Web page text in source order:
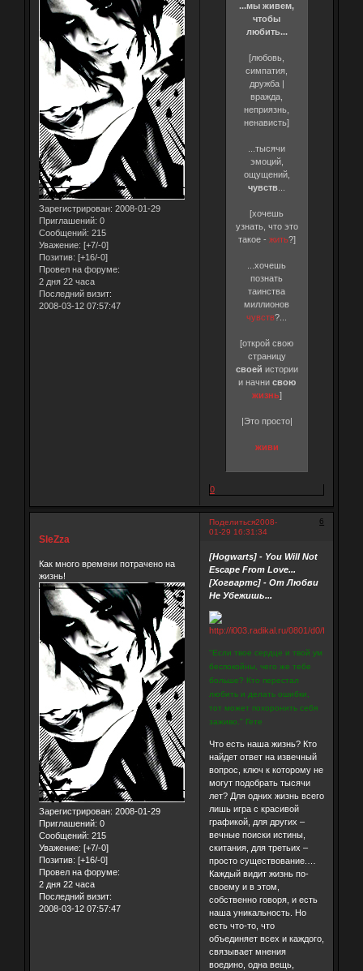
Зарегистрирован: 2008-01-29
Приглашений: 0
Сообщений: 215
Уважение: [+7/-0]
Позитив: [+16/-0]
Провел на форуме:
2 дня 22 часа
Последний визит:
2008-03-12 07:57:47
...мы живем,
чтобы
любить...
[любовь,
симпатия,
дружба |
вражда,
неприязнь,
ненависть]
...тысячи
эмоций,
ощущений,
чувств
[хочешь
узнать, что это
такое - жить?]
...хочешь
познать
таинства
миллионов
чувств?...
[открой свою
страницу
своей истории
и начни свою
жизнь]
|Это просто|
живи
0
Поделиться 6
2008-
01-29 16:31:34
SleZza
Как много времени потрачено на
жизнь!
Зарегистрирован: 2008-01-29
Приглашений: 0
Сообщений: 215
Уважение: [+7/-0]
Позитив: [+16/-0]
Провел на форуме:
2 дня 22 часа
Последний визит:
2008-03-12 07:57:47
[Hogwarts] - You Will Not
Escape From Love...
[Хогвартс] - От Любви
Не Убежишь...
"Если твое сердце и твой ум
беспокойны, чего же тебе
больше? Кто перестал
любить и делать ошибки,
тот может похоронить себя
заживо." Гете
Что есть наша жизнь? Кто
найдет ответ на извечный
вопрос, ключ к которому не
могут подобрать тысячи
лет? Для одних жизнь всего
лишь игра с красивой
графикой, для других –
вечные поиски истины,
скитания, для третьих –
просто существование.…
Каждый видит жизнь по-
своему и в этом,
собственно говоря, и есть
наша уникальность. Но
есть что-то, что
объединяет всех и каждого,
связывает мнения
воедино, одна вещь,